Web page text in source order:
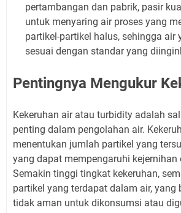
pertambangan dan pabrik, pasir
untuk menyaring air proses yang
partikel-partikel halus, sehingga air
sesuai dengan standar yang
Pentingnya Mengukur
Kekeruhan air atau turbidity adalah
penting dalam pengolahan air.
menentukan jumlah partikel yang
yang dapat mempengaruhi kejernihan
Semakin tinggi tingkat kekeruhan,
partikel yang terdapat dalam air, yang
tidak aman untuk dikonsumsi atau